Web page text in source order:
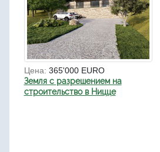
Цена: 365'000 EURO
Земля с разрешением на
строительство в Ницце